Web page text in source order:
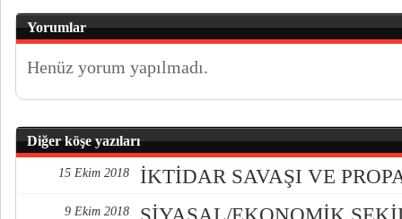
Yorumlar
Henüz yorum yapılmadı.
Diğer köşe yazıları
15 Ekim 2018 İKTİDAR SAVAŞI VE
9 Ekim 2018